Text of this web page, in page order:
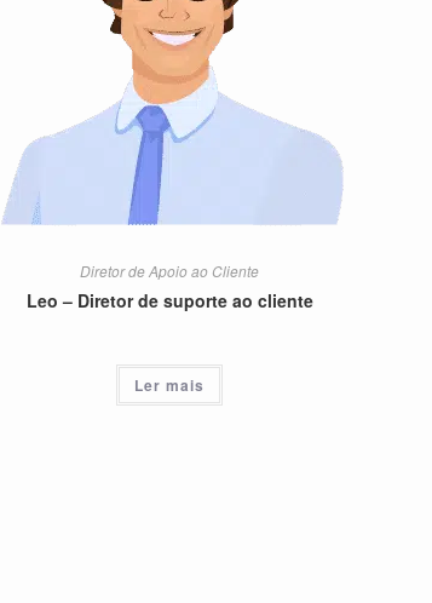
Diretor de Apoio ao Cliente
Leo – Diretor de suporte ao cliente
Ler mais